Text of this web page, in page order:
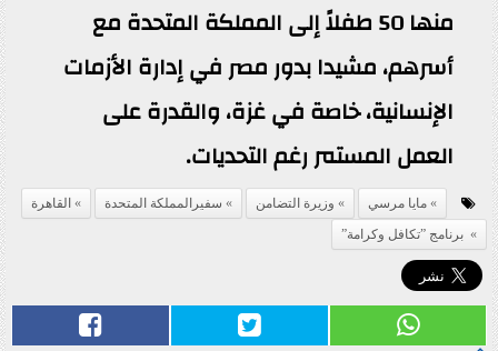
منها 50 طفلاً إلى المملكة المتحدة مع
أسرهم، مشيدا بدور مصر في إدارة الأزمات
الإنسانية، خاصة في غزة، والقدرة على
العمل المستمر رغم التحديات.
مايا مرسي وزيرة التضامن سفيرالمملكة المتحدة
القاهرة
برنامج ”تكافل وكرامة”